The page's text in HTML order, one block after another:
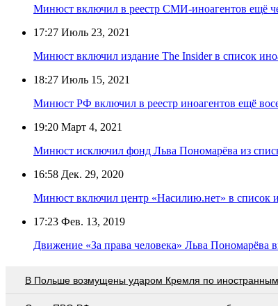
Минюст включил в реестр СМИ-иноагентов ещё
17:27 Июль 23, 2021
Минюст включил издание The Insider в список
18:27 Июль 15, 2021
Минюст РФ включил в реестр иноагентов ещё
19:20 Март 4, 2021
Минюст исключил фонд Льва Пономарёва из
16:58 Дек. 29, 2020
Минюст включил центр «Насилию.нет» в список
17:23 Фев. 13, 2019
Движение «За права человека» Льва Пономарёва
В Польше возмущены ударом Кремля по иностранным